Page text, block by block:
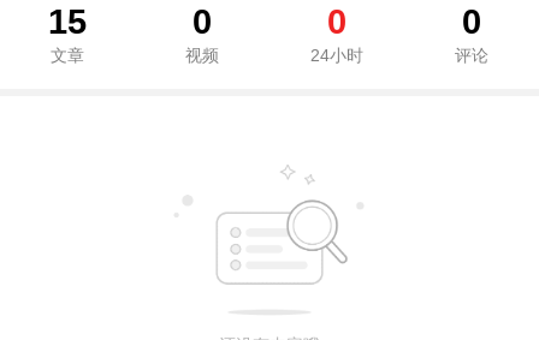
15
文章
0
视频
0
24小时
0
评论